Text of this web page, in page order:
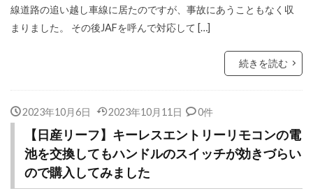
線道路の追い越し車線に居たのですが、事故にあうこともなく収
まりました。 その後JAFを呼んで対応して […]
続きを読む
2023年10月6日 2023年10月11日 0件
【日産リーフ】キーレスエントリーリモコンの電
池を交換してもハンドルのスイッチが効きづらい
ので購入してみました